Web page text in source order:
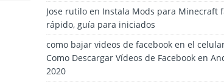
Jose rutiloen Instala Mods para Minecraft
rápido, guía para iniciados
como bajar videos de facebook en el
Como Descargar Vídeos de Facebook en
2020